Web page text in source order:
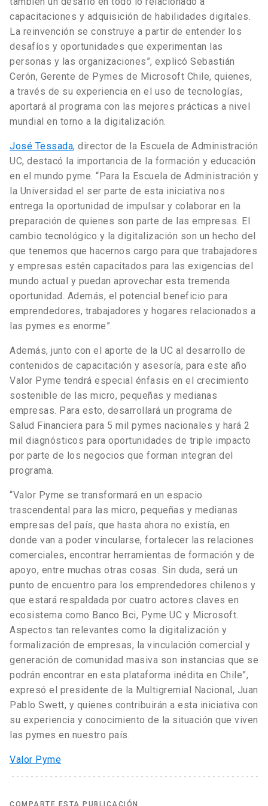
capacitaciones y adquisición de habilidades digitales.
La reinvención se construye a partir de entender los
desafíos y oportunidades que experimentan las
personas y las organizaciones”, explicó Sebastián
Cerón, Gerente de Pymes de Microsoft Chile, quienes,
a través de su experiencia en el uso de tecnologías,
aportará al programa con las mejores prácticas a nivel
mundial en torno a la digitalización.
José Tessada, director de la Escuela de Administración
UC, destacó la importancia de la formación y educación
en el mundo pyme. “Para la Escuela de Administración y
la Universidad el ser parte de esta iniciativa nos
entrega la oportunidad de impulsar y colaborar en la
preparación de quienes son parte de las empresas. El
cambio tecnológico y la digitalización son un hecho del
que tenemos que hacernos cargo para que trabajadores
y empresas estén capacitados para las exigencias del
mundo actual y puedan aprovechar esta tremenda
oportunidad. Además, el potencial beneficio para
emprendedores, trabajadores y hogares relacionados a
las pymes es enorme”.
Además, junto con el aporte de la UC al desarrollo de
contenidos de capacitación y asesoría, para este año
Valor Pyme tendrá especial énfasis en el crecimiento
sostenible de las micro, pequeñas y medianas
empresas. Para esto, desarrollará un programa de
Salud Financiera para 5 mil pymes nacionales y hará 2
mil diagnósticos para oportunidades de triple impacto
por parte de los negocios que forman integran del
programa.
“Valor Pyme se transformará en un espacio
trascendental para las micro, pequeñas y medianas
empresas del país, que hasta ahora no existía, en
donde van a poder vincularse, fortalecer las relaciones
comerciales, encontrar herramientas de formación y de
apoyo, entre muchas otras cosas. Sin duda, será un
punto de encuentro para los emprendedores chilenos y
que estará respaldada por cuatro actores claves en
ecosistema como Banco Bci, Pyme UC y Microsoft.
Aspectos tan relevantes como la digitalización y
formalización de empresas, la vinculación comercial y
generación de comunidad masiva son instancias que se
podrán encontrar en esta plataforma inédita en Chile”,
expresó el presidente de la Multigremial Nacional, Juan
Pablo Swett, y quienes contribuirán a esta iniciativa con
su experiencia y conocimiento de la situación que viven
las pymes en nuestro país.
Valor Pyme
COMPARTE ESTA PUBLICACIÓN